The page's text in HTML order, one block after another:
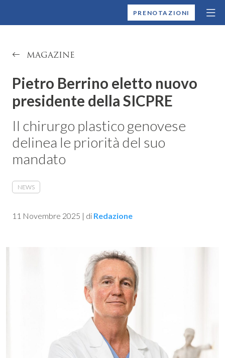
MONTALLEGROPRENOTAZIONI
MAGAZINE
Pietro Berrino eletto nuovo
presidente della SICPRE
Il chirurgo plastico genovese
delinea le priorità del suo
mandato
NEWS
11 Novembre 2025 | di Redazione